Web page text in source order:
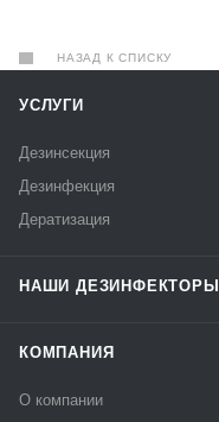
НАЗАД К СПИСКУ
УСЛУГИ
Дезинсекция
Дезинфекция
Дератизация
НАШИ ДЕЗИНФЕКТОРЫ
КОМПАНИЯ
О компании